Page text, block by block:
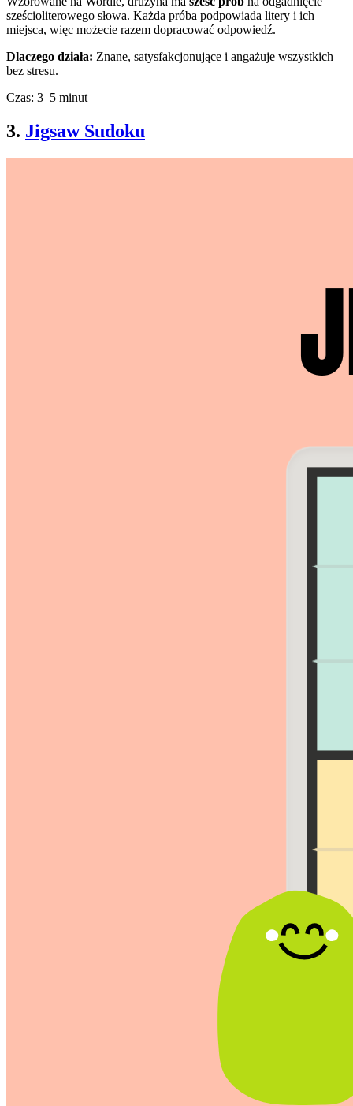
sześcioliterowego słowa. Każda próba podpowiada litery i ich
miejsca, więc możecie razem dopracować odpowiedź.
Dlaczego działa: Znane, satysfakcjonujące i angażuje wszystkich
bez stresu.
Czas: 3–5 minut
3. Jigsaw Sudoku